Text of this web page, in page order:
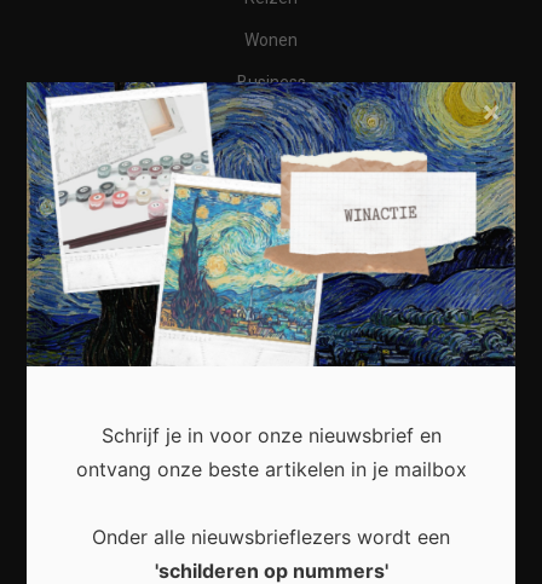
Wonen
Business
Financieel
Varia
Meest recent
Waarom een thuisbatterij steeds interessanter
wordt voor Nederlandse huishoudens
Schrijf je in voor onze nieuwsbrief en
ontvang onze beste artikelen in je mailbox
Onder alle nieuwsbrieflezers wordt een
'schilderen op nummers'
×